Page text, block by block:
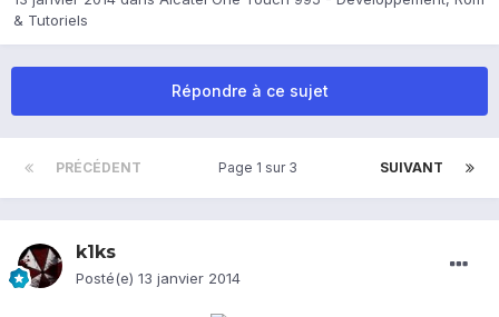
& Tutoriels
Répondre à ce sujet
PRÉCÉDENT SUIVANT
Page 1 sur 3
k1ks
Posté(e) 13 janvier 2014